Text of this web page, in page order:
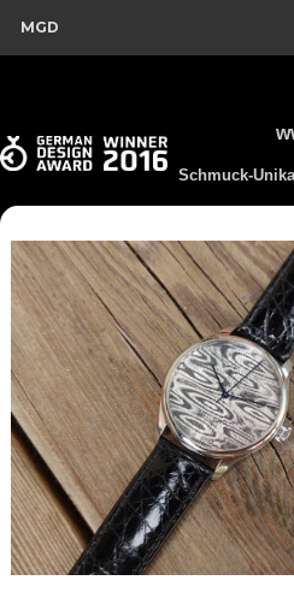
MGD
Schmuck-